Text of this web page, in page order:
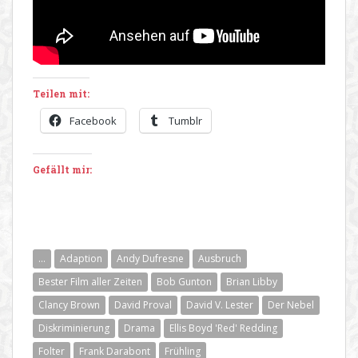
Teilen mit:
Facebook Tumblr
Gefällt mir:
... Adaption Andy Dufresne
Ausbruch
Bester Film aller Zeiten
Bob Gunton
Brian Libby
Clancy Brown
David Proval David V. Lester
Der Nebel
Diskriminierung
Drama
Ellis Boyd 'Red' Redding
Folter
Frank Darabont
Frühling